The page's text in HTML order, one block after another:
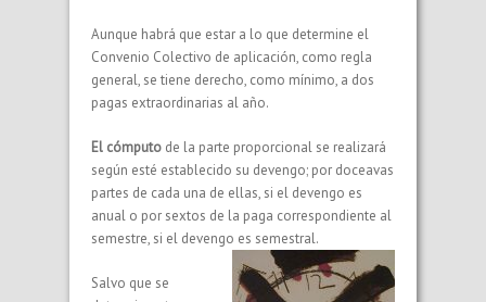
Aunque habrá que estar a lo que determine el
Convenio Colectivo de aplicación, como regla
general, se tiene derecho, como mínimo, a dos
pagas extraordinarias al año.
El cómputo de la parte proporcional se realizará
según esté establecido su devengo; por doceavas
partes de cada una de ellas, si el devengo es
anual o por sextos de la paga correspondiente al
semestre, si el devengo es semestral.
Salvo que se